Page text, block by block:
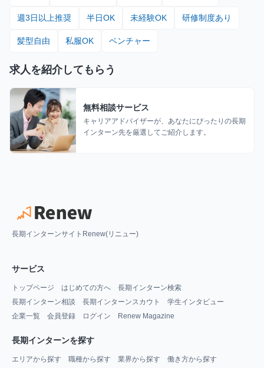
週3日以上推奨 半日OK 未経験OK 研修制度あり
髪型自由 私服OK ベンチャー
求人を紹介してもらう
無料相談サービス
キャリアアドバイザーが、あなたにぴったりの長期
インターン先を厳選してご紹介します。
長期インターンサイトRenew(リニュー)
サービス
トップページ はじめての方へ
長期インターン検索
長期インターン相談
長期インターンスカウト
学生インタビュー
企業一覧
会員登録 ログイン Renew Magazine
長期インターンを探す
エリアから探す 職種から探す 業界から探す
働き方から探す